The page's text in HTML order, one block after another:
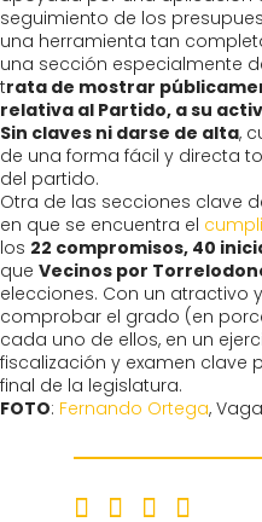
seguimiento de los
una herramienta tan
una sección especialmente
trata de mostrar
relativa al Partido, a su
Sin claves ni darse de alta,
de una forma fácil y directa
del partido.
Otra de las secciones clave
en que se encuentra el
los 22 compromisos, 40
que Vecinos por
elecciones. Con un atractivo
comprobar el grado (en
cada uno de ellos, en un
fiscalización y examen clave
final de la legislatura.
FOTO: Fernando Ortega,